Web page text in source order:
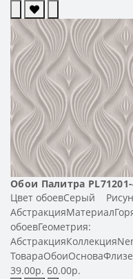
Обои Палитра
Цвет обоевСерый
обоевГеометрия:
39.00р. 60.00р.